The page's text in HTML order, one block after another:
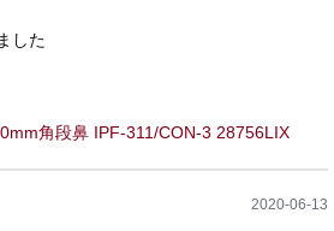
した
角段鼻 IPF-311/CON-3 28756LIX
2020-06-13